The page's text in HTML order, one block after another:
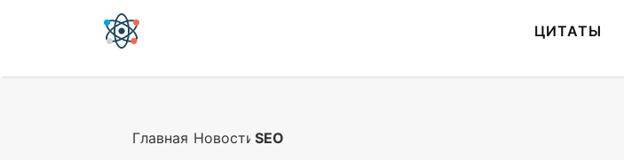
ЦИТАТЫ
Главная Новости SEO